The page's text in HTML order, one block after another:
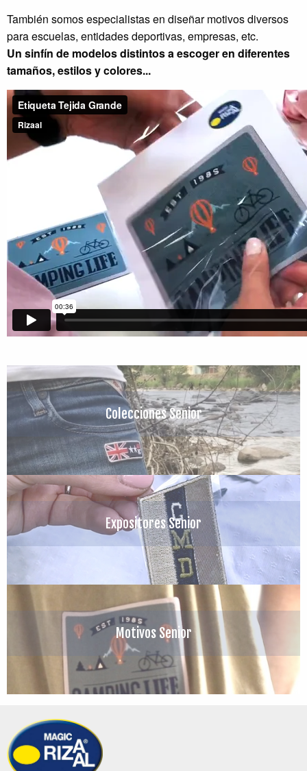
También somos especialistas en diseñar motivos diversos
para escuelas, entidades deportivas, empresas, etc.
Un sinfín de modelos distintos a escoger en diferentes
tamaños, estilos y colores...
Colecciones Senior
Expositores Senior
Motivos Senior